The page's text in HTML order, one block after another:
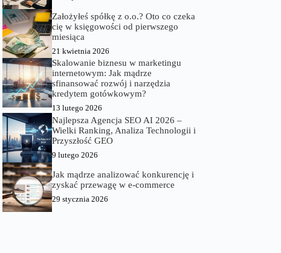
Założyłeś spółkę z o.o.? Oto co czeka
cię w księgowości od pierwszego
miesiąca
21 kwietnia 2026
Skalowanie biznesu w marketingu
internetowym: Jak mądrze
sfinansować rozwój i narzędzia
kredytem gotówkowym?
13 lutego 2026
Najlepsza Agencja SEO AI 2026 –
Wielki Ranking, Analiza Technologii i
Przyszłość GEO
9 lutego 2026
Jak mądrze analizować konkurencję i
zyskać przewagę w e‑commerce
29 stycznia 2026